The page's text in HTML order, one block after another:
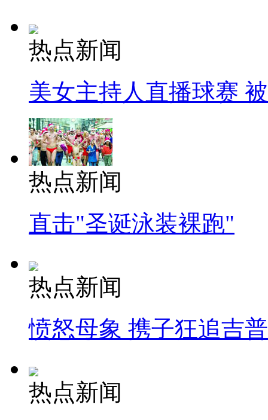
热点新闻
美女主持人直播球赛
热点新闻
直击"圣诞泳装裸跑"
热点新闻
愤怒母象 携子狂追吉
热点新闻